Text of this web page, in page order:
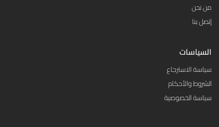
من نحن
إتصل بنا
السياسات
سياسة الاسترجاع
الشروط والأحكام
سياسة الخصوصية